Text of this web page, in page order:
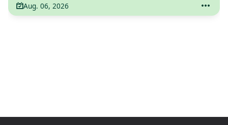
Aug. 06, 2026